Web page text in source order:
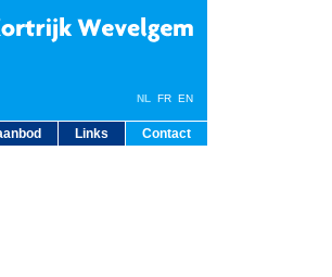
Links Contact
NL FR EN